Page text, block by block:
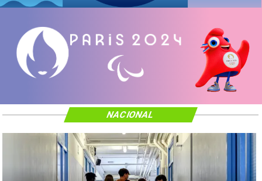
NACIONAL